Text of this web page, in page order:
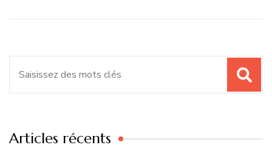
Articles récents